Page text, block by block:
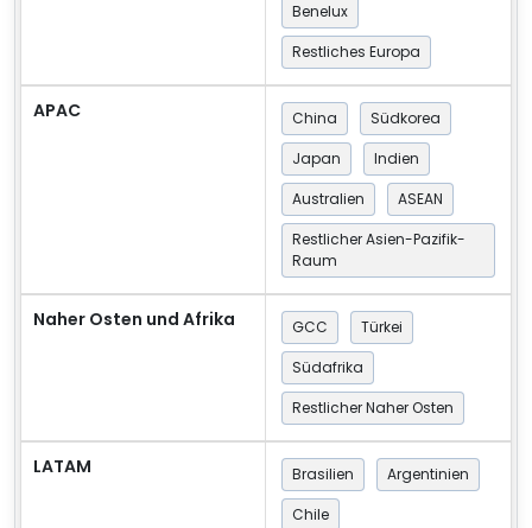
Benelux
Restliches Europa
APAC China
Südkorea
Japan
Indien
Australien
ASEAN
Restlicher Asien-Pazifik-
Raum
Naher Osten und Afrika GCC
Türkei
Südafrika
Restlicher Naher Osten
LATAM Brasilien
Argentinien
Chile